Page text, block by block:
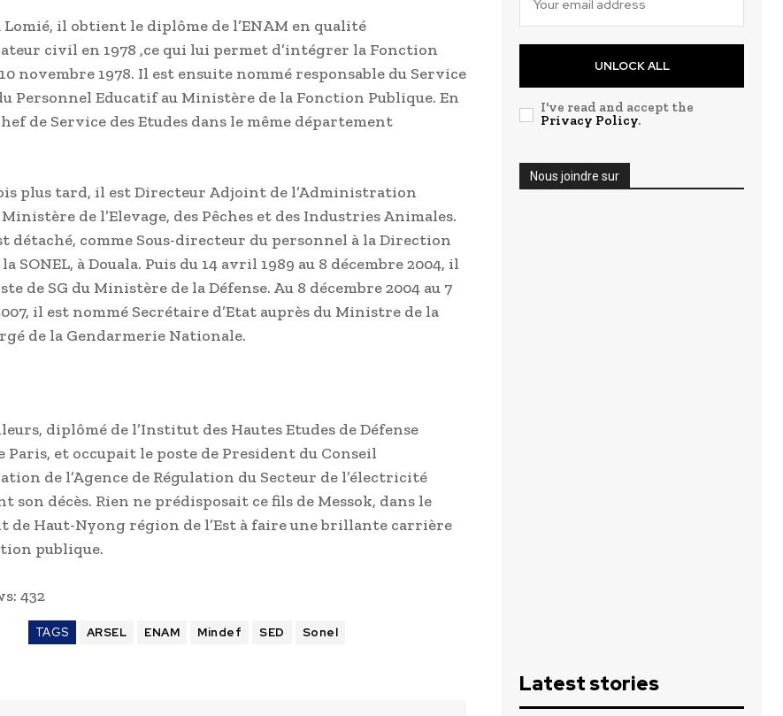
Lomié, il obtient le diplôme de l’ENAM en qualité
civil en 1978 ,ce qui lui permet d’intégrer la Fonction
novembre 1978. Il est ensuite nommé responsable du Service
Personnel Educatif au Ministère de la Fonction Publique. En
de Service des Etudes dans le même département
plus tard, il est Directeur Adjoint de l’Administration
de l’Elevage, des Pêches et des Industries Animales.
détaché, comme Sous-directeur du personnel à la Direction
SONEL, à Douala. Puis du 14 avril 1989 au 8 décembre 2004, il
de SG du Ministère de la Défense. Au 8 décembre 2004 au 7
il est nommé Secrétaire d’Etat auprès du Ministre de la
de la Gendarmerie Nationale.
diplômé de l’Institut des Hautes Etudes de Défense
Paris, et occupait le poste de President du Conseil
de l’Agence de Régulation du Secteur de l’électricité
son décès. Rien ne prédisposait ce fils de Messok, dans le
de Haut-Nyong région de l’Est à faire une brillante carrière
publique.
432
TAGS ARSEL ENAM Mindef SED Sonel
UNLOCK ALL
I've read and accept the
Privacy Policy.
Nous joindre sur
Latest stories